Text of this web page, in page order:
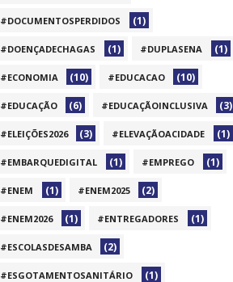
#DOCUMENTOSPERDIDOS (1)
#DOENÇADECHAGAS (1) #DUPLASENA (1)
#ECONOMIA (10) #EDUCACAO (10)
#EDUCAÇÃO (6) #EDUCAÇÃOINCLUSIVA (3)
#ELEIÇÕES2026 (3) #ELEVAÇÃOACIDADE (1)
#EMBARQUEDIGITAL (1) #EMPREGO (1)
#ENEM (1) #ENEM2025 (2)
#ENEM2026 (1) #ENTREGADORES (1)
#ESCOLASDESAMBA (2)
#ESGOTAMENTOSANITÁRIO (1)